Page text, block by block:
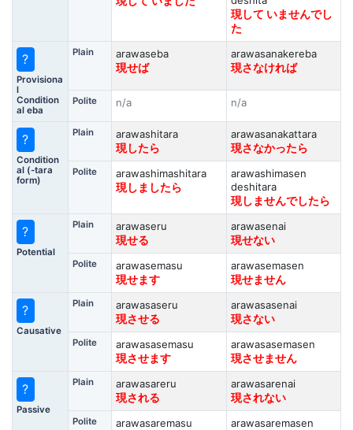
現して いませんでし
た
?
Provisiona
l
Condition
al eba
Plain
arawaseba
現せば
arawasanakereba
現さなければ
Polite n/a n/a
?
Condition
al (-tara
form)
Plain
arawashitara
現したら
arawasanakattara
現さなかったら
Polite
arawashimashitara
現しましたら
arawashimasen
deshitara
現しませんでしたら
?
Potential
Plain
arawaseru
現せる
arawasenai
現せない
Polite
arawasemasu
現せます
arawasemasen
現せません
?
Causative
Plain
arawasaseru
現させる
arawasasenai
現さない
Polite
arawasasemasu
現させます
arawasasemasen
現させません
?
Passive
Plain
arawasareru
現される
arawasarenai
現されない
Polite
arawasaremasu
arawasaremasen